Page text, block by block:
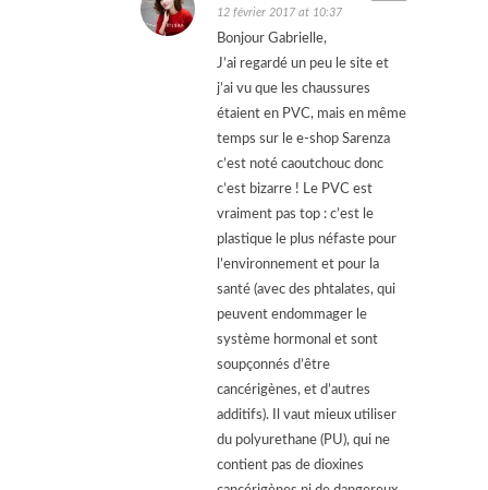
12 février 2017 at 10:37
Bonjour Gabrielle,
J’ai regardé un peu le site et
j’ai vu que les chaussures
étaient en PVC, mais en même
temps sur le e-shop Sarenza
c’est noté caoutchouc donc
c’est bizarre ! Le PVC est
vraiment pas top : c’est le
plastique le plus néfaste pour
l’environnement et pour la
santé (avec des phtalates, qui
peuvent endommager le
système hormonal et sont
soupçonnés d’être
cancérigènes, et d’autres
additifs). Il vaut mieux utiliser
du polyurethane (PU), qui ne
contient pas de dioxines